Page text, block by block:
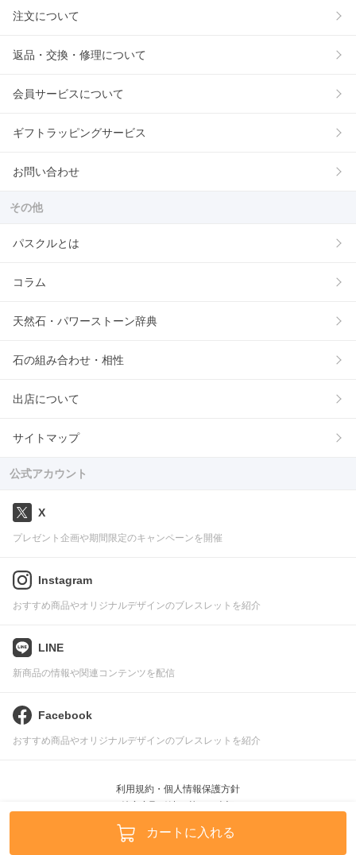
注文について
返品・交換・修理について
会員サービスについて
ギフトラッピングサービス
お問い合わせ
その他
パスクルとは
コラム
天然石・パワーストーン辞典
石の組み合わせ・相性
出店について
サイトマップ
公式アカウント
X
プレゼント企画や期間限定のキャンペーンを開催
Instagram
おすすめ商品やオリジナルデザインのブレスレットを紹介
LINE
新商品の情報や関連コンテンツを配信
Facebook
おすすめ商品やオリジナルデザインのブレスレットを紹介
利用規約・個人情報保護方針
Pascle © leafworks, Inc.